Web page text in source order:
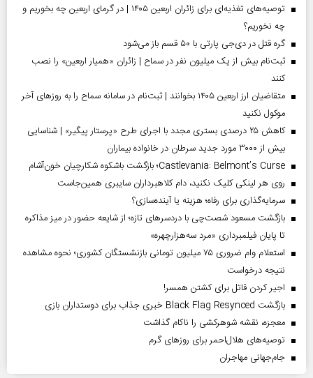
توصیه‌های تغذیه‌ای برای زائران اربعین ۱۴۰۵ | در گرمای اربعین چه بخوریم و
چه نخوریم؟
گره قتل در دی‌جی پارتی با ۵۰ قسم باز می‌شود
ثبت‌نام بیش از یک میلیون نفر در سماح | زائران «همیار اربعین» را نصب
کنند
متقاضیان ارز اربعین ۱۴۰۵ بخوانند | ثبت‌نام در سامانه سماح را به روز‌های آخر
موکول نکنید
کاهش ۲۵ درصدی بستری مجدد با اجرای طرح «پرستار پیگیر» | شناسایی
بیش از ۳۰۰۰ مورد جدید سرطان در خانواده بیماران
Castlevania: Belmont’s Curse؛ بازگشت باشکوه شکارچیان خون‌آشام
روی هر لینکی کلیک نکنید، دام کلاهبرداران سایبری همین‌جاست
سرمایه‌گذاری برای رفاه؛ هزینه یا آینده‌سازی؟
بازگشت مسعود شصت‌چی با دردسر‌های تازه؛ از شایعه حضور در میز مذاکره
تا پایان فیلمبرداری «مرد سه‌هزارچهره»
استعلام وام ضروری ۷۵ میلیون تومانی بازنشستگان کشوری؛ نحوه مشاهده
نتیجه درخواست
اجیر کردن قاتل برای کشتن همسر!
بازگشت Black Flag Resynced خبری جذاب برای دوستداران بازی
معجزه، نقشه شوهرکشی را ناکام گذاشت
توصیه‌های هلال‌احمر برای روز‌های گرم
جام‌جهانی مهاجران